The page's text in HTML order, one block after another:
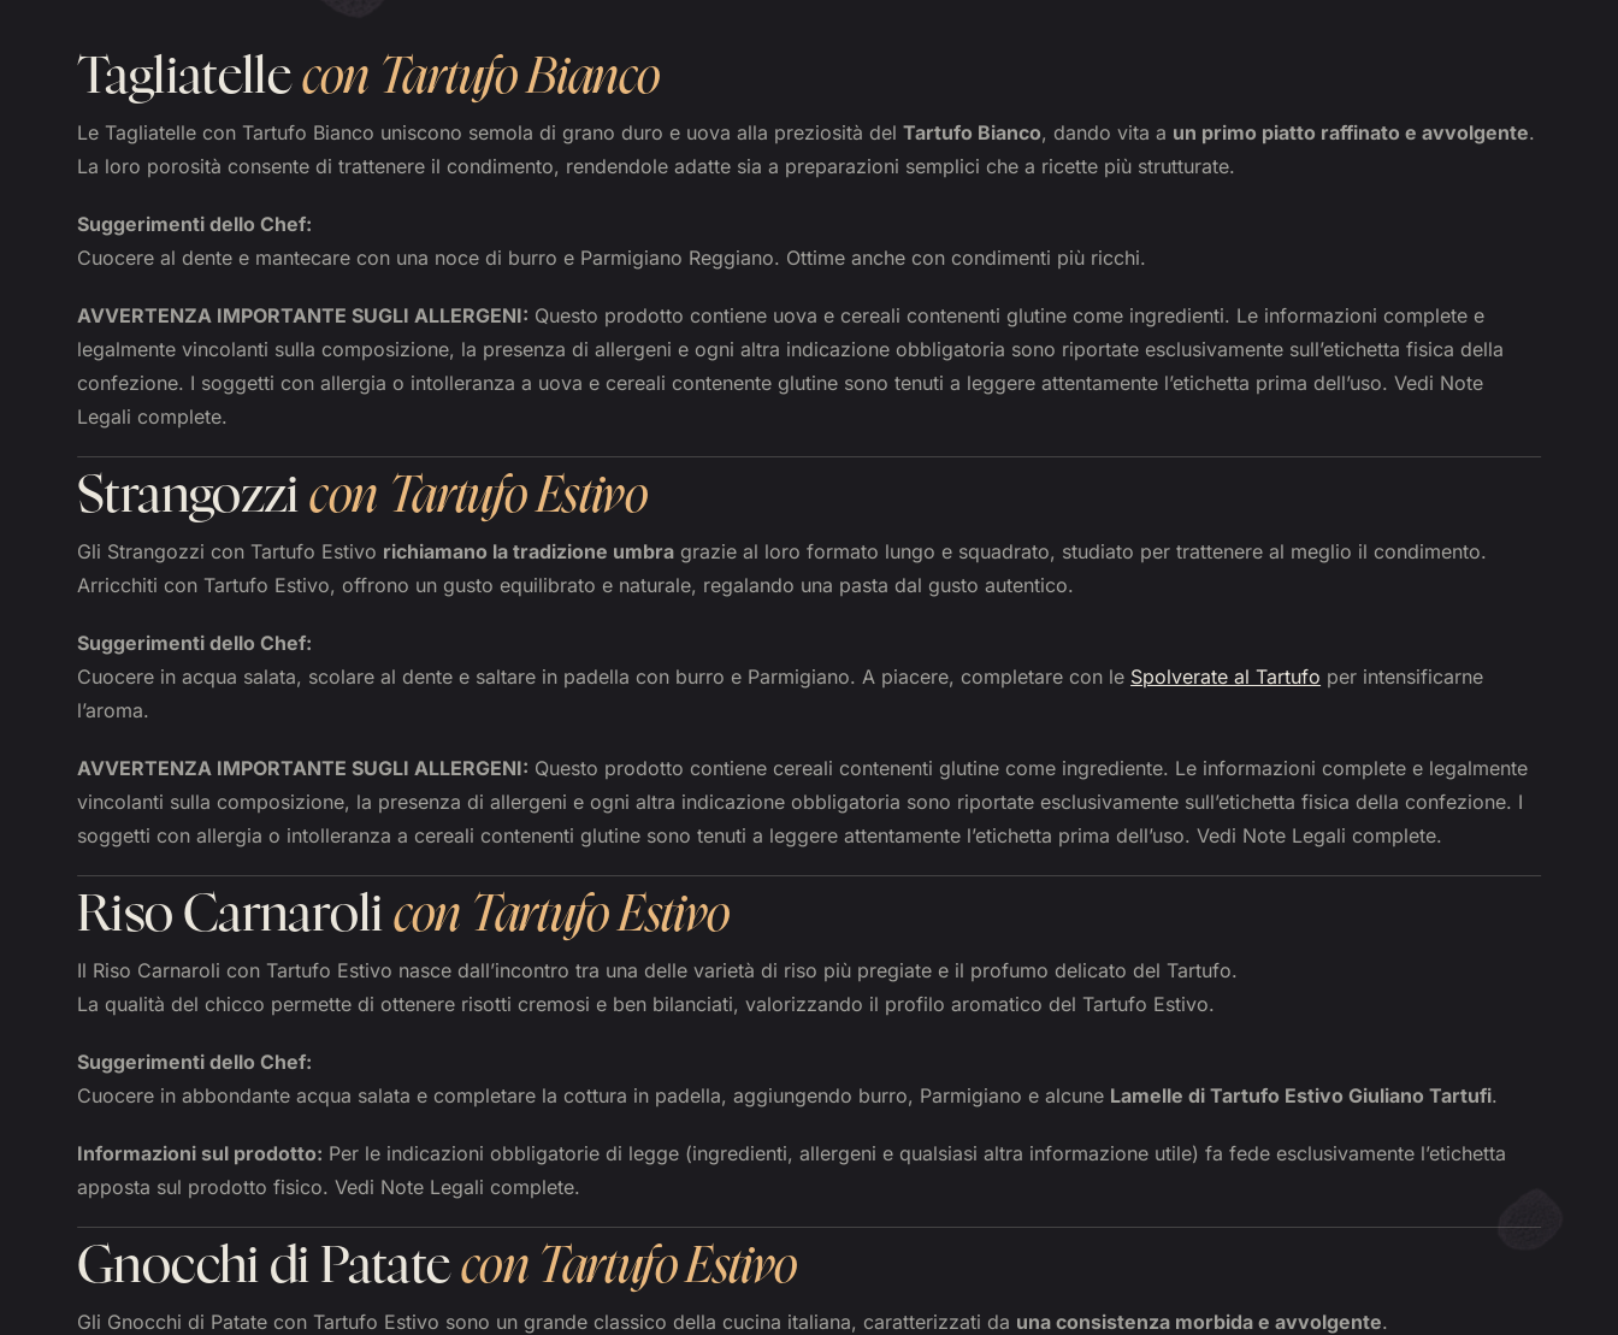
Tagliatellecon Tartufo Bianco
Le Tagliatelle con Tartufo Bianco uniscono semola di grano duro e uova alla preziosità delTartufo Bianco, dando vita a un primo piatto raffinato e avvolgente.
La loro porosità consente di trattenere il condimento, rendendole adatte sia a preparazioni semplici che a ricette più strutturate.
Suggerimenti dello Chef:
Cuocere al dente e mantecare con una noce di burro e Parmigiano Reggiano. Ottime anche con condimenti più ricchi.
AVVERTENZA IMPORTANTE SUGLI ALLERGENI: Questo prodotto contiene uova e cereali contenenti glutine come ingredienti. Le informazioni complete e
legalmente vincolanti sulla composizione, la presenza di allergeni e ogni altra indicazione obbligatoria sono riportate esclusivamente sull’etichetta fisica della
confezione. I soggetti con allergia o intolleranza a uova e cereali contenente glutine sono tenuti a leggere attentamente l’etichetta prima dell’uso. Vedi Note
Legali complete.
Strangozzicon Tartufo Estivo
Gli Strangozzi con Tartufo Estivo richiamano la tradizione umbra grazie al loro formato lungo e squadrato, studiato per trattenere al meglio il condimento.
Arricchiti con Tartufo Estivo, offrono un gusto equilibrato e naturale, regalando una pasta dal gusto autentico.
Suggerimenti dello Chef:
Cuocere in acqua salata, scolare al dente e saltare in padella con burro e Parmigiano. A piacere, completare con le Spolverate al Tartufo per intensificarne
l’aroma.
AVVERTENZA IMPORTANTE SUGLI ALLERGENI: Questo prodotto contiene cereali contenenti glutine come ingrediente. Le informazioni complete e legalmente
vincolanti sulla composizione, la presenza di allergeni e ogni altra indicazione obbligatoria sono riportate esclusivamente sull’etichetta fisica della confezione. I
soggetti con allergia o intolleranza a cereali contenenti glutine sono tenuti a leggere attentamente l’etichetta prima dell’uso. Vedi Note Legali complete.
Riso Carnaroli con Tartufo Estivo
Il Riso Carnaroli con Tartufo Estivo nasce dall’incontro tra una delle varietà di riso più pregiate e il profumo delicato del Tartufo.
La qualità del chicco permette di ottenere risotti cremosi e ben bilanciati, valorizzando il profilo aromatico del Tartufo Estivo.
Suggerimenti dello Chef:
Cuocere in abbondante acqua salata e completare la cottura in padella, aggiungendo burro, Parmigiano e alcune Lamelle di Tartufo Estivo Giuliano Tartufi.
Informazioni sul prodotto: Per le indicazioni obbligatorie di legge (ingredienti, allergeni e qualsiasi altra informazione utile) fa fede esclusivamente l’etichetta
apposta sul prodotto fisico. Vedi Note Legali complete.
Gnocchi di Patatecon Tartufo Estivo
Gli Gnocchi di Patate con Tartufo Estivo sono un grande classico della cucina italiana, caratterizzati da una consistenza morbida e avvolgente.